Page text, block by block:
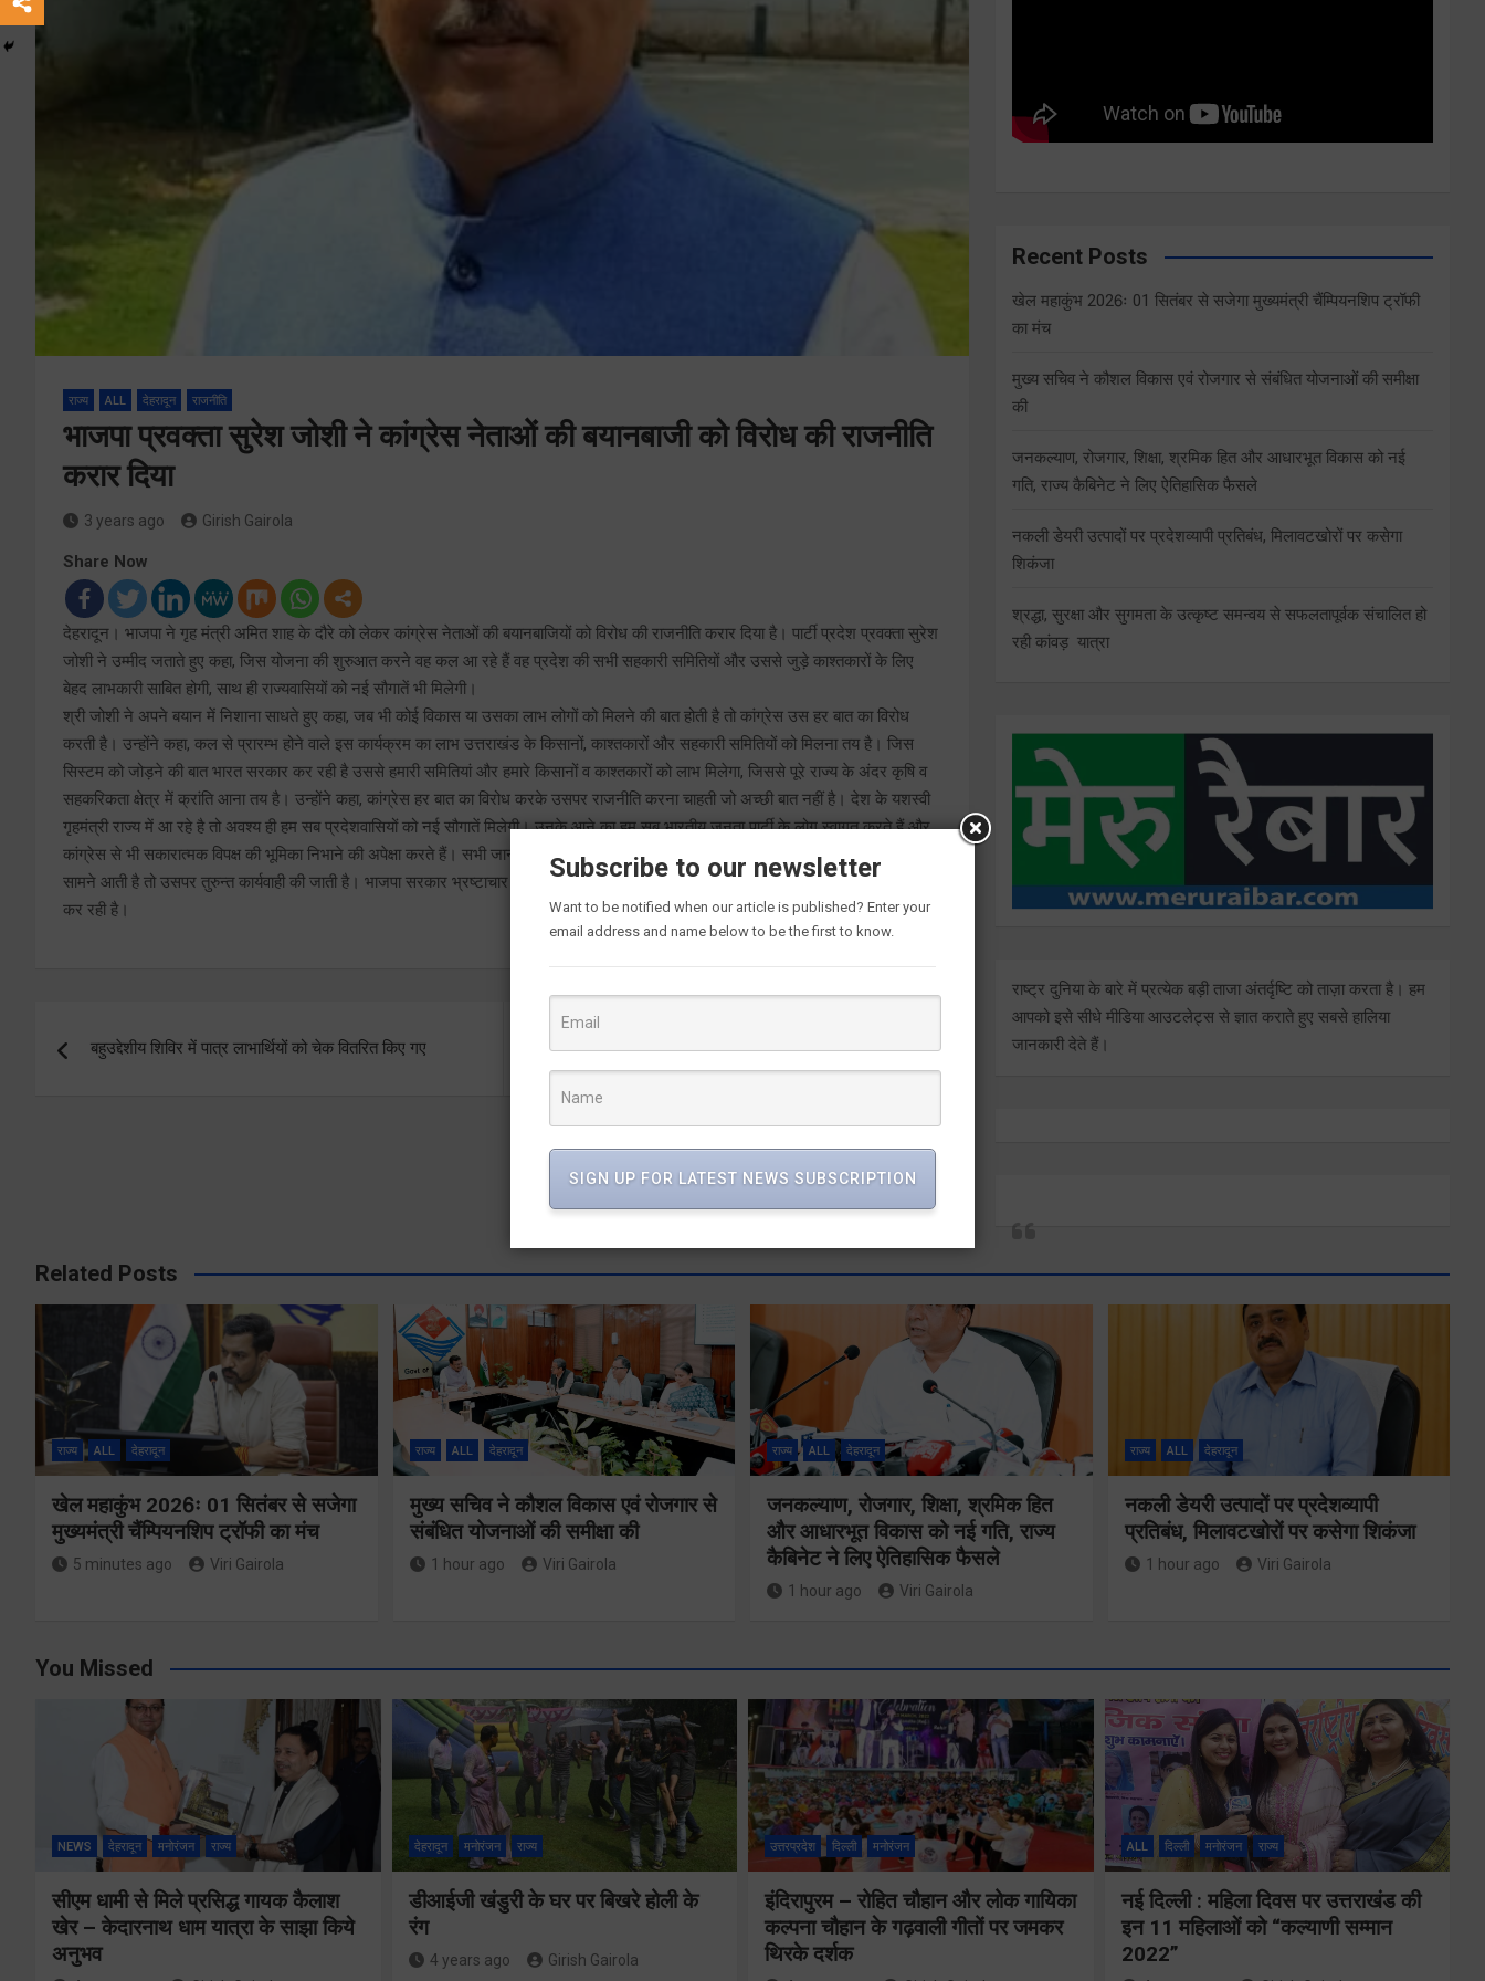
राज्य ALL देहरादून राजनीति
भाजपा प्रवक्ता सुरेश जोशी ने कांग्रेस नेताओं की बयानबाजी को विरोध की राजनीति
करार दिया
3 years ago Girish Gairola
Share Now
देहरादून। भाजपा ने गृह मंत्री अमित शाह के दौरे को लेकर कांग्रेस नेताओं की बयानबाजियों को विरोध की राजनीति करार दिया है। पार्टी प्रदेश प्रवक्ता सुरेश
जोशी ने उम्मीद जताते हुए कहा, जिस योजना की शुरुआत करने वह कल आ रहे हैं वह प्रदेश की सभी सहकारी समितियों और उससे जुड़े काश्तकारों के लिए
बेहद लाभकारी साबित होगी, साथ ही राज्यवासियों को नई सौगातें भी मिलेगी।
श्री जोशी ने अपने बयान में निशाना साधते हुए कहा, जब भी कोई विकास या उसका लाभ लोगों को मिलने की बात होती है तो कांग्रेस उस हर बात का विरोध
करती है। उन्होंने कहा, कल से प्रारम्भ होने वाले इस कार्यक्रम का लाभ उत्तराखंड के किसानों, काश्तकारों और सहकारी समितियों को मिलना तय है। जिस
सिस्टम को जोड़ने की बात भारत सरकार कर रही है उससे हमारी समितियां और हमारे किसानों व काश्तकारों को लाभ मिलेगा, जिससे पूरे राज्य के अंदर कृषि व
सहकरिकता क्षेत्र में क्रांति आना तय है। उन्होंने कहा, कांग्रेस हर बात का विरोध करके उसपर राजनीति करना चाहती जो अच्छी बात नहीं है। देश के यशस्वी
गृहमंत्री राज्य में आ रहे है तो अवश्य ही हम सब प्रदेशवासियों को नई सौगातें मिलेगी। उनके आने का हम सब भारतीय जनता पार्टी के लोग स्वागत करते हैं और
कांग्रेस से भी सकारात्मक विपक्ष की भूमिका निभाने की अपेक्षा करते हैं। सभी जानते हैं कि धामी सरकार शानदार काम कर रही है वावजूद इसके कोई कमी
सामने आती है तो उसपर तुरुन्त कार्यवाही की जाती है। भाजपा सरकार भ्रष्टाचार पर जीरो टॉलरेंस की नीति अपनाते हुए पारदर्शिता से सख्त कानूनी कार्रवाई
कर रही है।
navigation
बहुउद्देशीय शिविर में पात्र लाभार्थियों को चेक वितरित किए गए एसटीएफ करेगी पेपर लीक के आरोपियों की सम्पत्तियां जब्त
Recent Posts
खेल महाकुंभ 2026ः 01 सितंबर से सजेगा मुख्यमंत्री चैंम्पियनशिप ट्रॉफी
का मंच
मुख्य सचिव ने कौशल विकास एवं रोजगार से संबंधित योजनाओं की समीक्षा
की
जनकल्याण, रोजगार, शिक्षा, श्रमिक हित और आधारभूत विकास को नई
गति, राज्य कैबिनेट ने लिए ऐतिहासिक फैसले
नकली डेयरी उत्पादों पर प्रदेशव्यापी प्रतिबंध, मिलावटखोरों पर कसेगा
शिकंजा
श्रद्धा, सुरक्षा और सुगमता के उत्कृष्ट समन्वय से सफलतापूर्वक संचालित हो
रही कांवड़ यात्रा
राष्ट्र दुनिया के बारे में प्रत्येक बड़ी ताजा अंतर्दृष्टि को ताज़ा करता है। हम
आपको इसे सीधे मीडिया आउटलेट्स से ज्ञात कराते हुए सबसे हालिया
जानकारी देते हैं।
Related Posts
राज्य ALL देहरादून
खेल महाकुंभ 2026ः 01 सितंबर से सजेगा
मुख्यमंत्री चैंम्पियनशिप ट्रॉफी का मंच
5 minutes ago Viri Gairola
राज्य ALL देहरादून
मुख्य सचिव ने कौशल विकास एवं रोजगार से
संबंधित योजनाओं की समीक्षा की
1 hour ago Viri Gairola
राज्य ALL देहरादून
जनकल्याण, रोजगार, शिक्षा, श्रमिक हित
और आधारभूत विकास को नई गति, राज्य
कैबिनेट ने लिए ऐतिहासिक फैसले
1 hour ago Viri Gairola
राज्य ALL देहरादून
नकली डेयरी उत्पादों पर प्रदेशव्यापी
प्रतिबंध, मिलावटखोरों पर कसेगा शिकंजा
1 hour ago Viri Gairola
You Missed
NEWS देहरादून मनोरंजन राज्य
सीएम धामी से मिले प्रसिद्ध गायक कैलाश
खेर – केदारनाथ धाम यात्रा के साझा किये
अनुभव
देहरादून मनोरंजन राज्य
डीआईजी खंडुरी के घर पर बिखरे होली के
रंग
4 years ago Girish Gairola
उत्तरप्रदेश दिल्ली मनोरंजन
इंदिरापुरम – रोहित चौहान और लोक गायिका
कल्पना चौहान के गढ़वाली गीतों पर जमकर
थिरके दर्शक
ALL दिल्ली मनोरंजन राज्य
नई दिल्ली : महिला दिवस पर उत्तराखंड की
इन 11 महिलाओं को “कल्याणी सम्मान
2022”
नकली डेयरी
उत्पादों पर
प्रदेशव्यापी
मिलावटखोरों पर
खेल महाकुंभ
2026ः 01
सितंबर से सजेगा
मुख्यमंत्री
चैंम्पियनशिप
मुख्य सचिव ने
कौशल विकास एवं
रोजगार से
संबंधित योजनाओं
की समीक्षा की
Subscribe to our newsletter
Want to be notified when our article is published? Enter your
email address and name below to be the first to know.
SIGN UP FOR LATEST NEWS SUBSCRIPTION